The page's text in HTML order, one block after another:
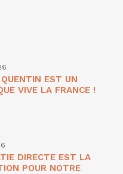
EST UN
VIVE LA FRANCE !
DIRECTE EST LA
POUR NOTRE